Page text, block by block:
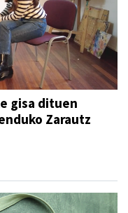
gisa dituen
Zarautz